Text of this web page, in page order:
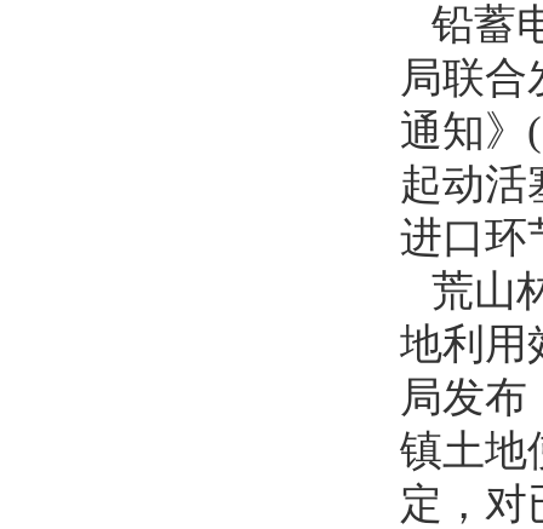
铅蓄
局联合
通知》
起动活
进口环
荒山
地利用
局发布
镇土地
定，对